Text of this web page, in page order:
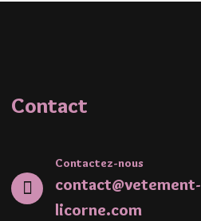
Contact
Contactez-nous
contact@vetement-
licorne.com